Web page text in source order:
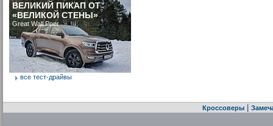
ВЕЛИКИЙ ПИКАП ОТ
«ВЕЛИКОЙ СТЕНЫ»
Great Wall Poer
все тест-драйвы
Кроссоверы